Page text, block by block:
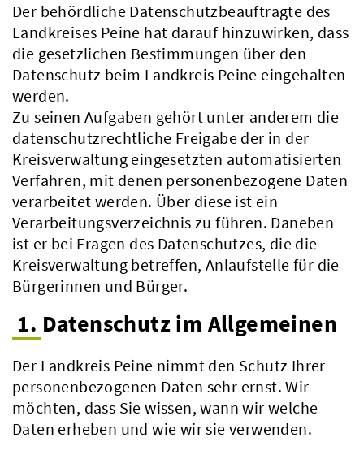
Der behördliche Datenschutzbeauftragte des
Landkreises Peine hat darauf hinzuwirken, dass
die gesetzlichen Bestimmungen über den
Datenschutz beim Landkreis Peine eingehalten
werden.
Zu seinen Aufgaben gehört unter anderem die
datenschutzrechtliche Freigabe der in der
Kreisverwaltung eingesetzten automatisierten
Verfahren, mit denen personenbezogene Daten
verarbeitet werden. Über diese ist ein
Verarbeitungsverzeichnis zu führen. Daneben
ist er bei Fragen des Datenschutzes, die die
Kreisverwaltung betreffen, Anlaufstelle für die
Bürgerinnen und Bürger.
1. Datenschutz im Allgemeinen
Der Landkreis Peine nimmt den Schutz Ihrer
personenbezogenen Daten sehr ernst. Wir
möchten, dass Sie wissen, wann wir welche
Daten erheben und wie wir sie verwenden.